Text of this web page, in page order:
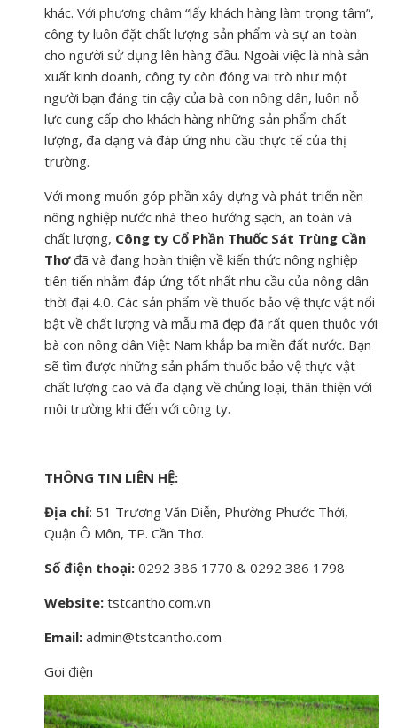
khác. Với phương châm “lấy khách hàng làm trọng tâm”,
công ty luôn đặt chất lượng sản phẩm và sự an toàn
cho người sử dụng lên hàng đầu. Ngoài việc là nhà sản
xuất kinh doanh, công ty còn đóng vai trò như một
người bạn đáng tin cậy của bà con nông dân, luôn nỗ
lực cung cấp cho khách hàng những sản phẩm chất
lượng, đa dạng và đáp ứng nhu cầu thực tế của thị
trường.
Với mong muốn góp phần xây dựng và phát triển nền
nông nghiệp nước nhà theo hướng sạch, an toàn và
chất lượng, Công ty Cổ Phần Thuốc Sát Trùng Cần
Thơđã và đang hoàn thiện về kiến thức nông nghiệp
tiên tiến nhằm đáp ứng tốt nhất nhu cầu của nông dân
thời đại 4.0. Các sản phẩm về thuốc bảo vệ thực vật nổi
bật về chất lượng và mẫu mã đẹp đã rất quen thuộc với
bà con nông dân Việt Nam khắp ba miền đất nước. Bạn
sẽ tìm được những sản phẩm thuốc bảo vệ thực vật
chất lượng cao và đa dạng về chủng loại, thân thiện với
môi trường khi đến với công ty.
THÔNG TIN LIÊN HỆ:
Địa chỉ: 51 Trương Văn Diễn, Phường Phước Thới,
Quận Ô Môn, TP. Cần Thơ.
Số điện thoại: 0292 386 1770 & 0292 386 1798
Website: tstcantho.com.vn
Email: admin@tstcantho.com
Gọi điện